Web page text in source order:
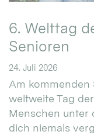
6. Welttag
Senioren
24. Juli 2026
Am kommenden
weltweite Tag
Menschen unter
dich niemals